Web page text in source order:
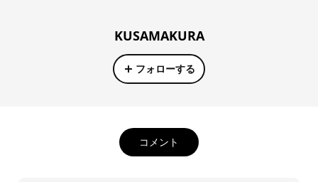
KUSAMAKURA
フォローする
コメント